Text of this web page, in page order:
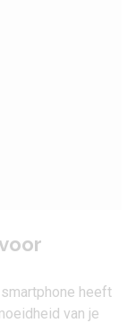
heeft
van je